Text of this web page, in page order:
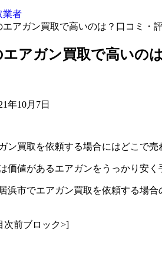
業者
エアガン買取で高いのは？口コミ・
エアガン買取で高いの
年10月7日
ン買取を依頼する場合にはどこで
価値があるエアガンをうっかり安
浜市でエアガン買取を依頼する場
次前ブロック>]